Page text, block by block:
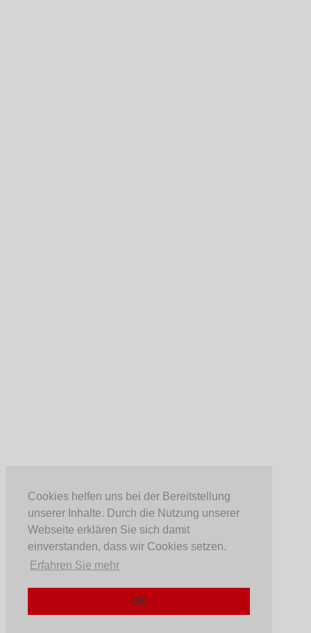
Cookies helfen uns bei der Bereitstellung
unserer Inhalte. Durch die Nutzung unserer
Webseite erklären Sie sich damit
einverstanden, dass wir Cookies setzen.
Erfahren Sie mehr
OK